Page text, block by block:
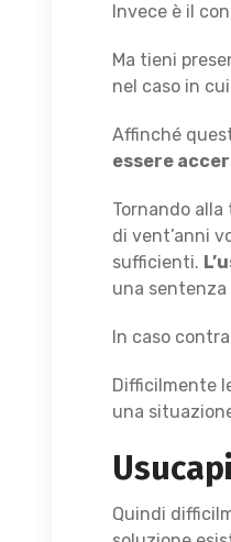
Invece è il
Ma tieni
nel caso in
Affinché
essere
Tornando
di vent’anni
sufficienti.
una sentenza
In caso
Difficilmente
una
Quindi